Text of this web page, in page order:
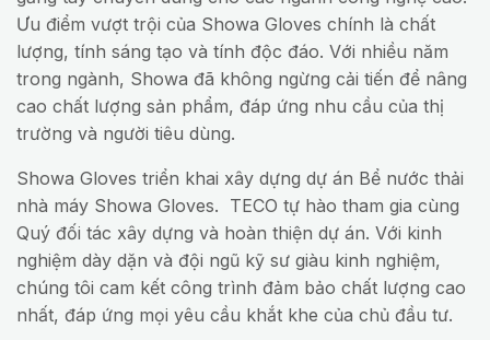
Ưu điểm vượt trội của Showa Gloves chính là chất
lượng, tính sáng tạo và tính độc đáo. Với nhiều năm
trong ngành, Showa đã không ngừng cải tiến để nâng
cao chất lượng sản phẩm, đáp ứng nhu cầu của thị
trường và người tiêu dùng.
Showa Gloves triển khai xây dựng dự án Bể nước thải
nhà máy Showa Gloves. TECO tự hào tham gia cùng
Quý đối tác xây dựng và hoàn thiện dự án. Với kinh
nghiệm dày dặn và đội ngũ kỹ sư giàu kinh nghiệm,
chúng tôi cam kết công trình đảm bảo chất lượng cao
nhất, đáp ứng mọi yêu cầu khắt khe của chủ đầu tư.